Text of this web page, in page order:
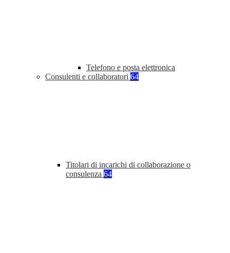
Telefono e posta elettronica
Consulenti e collaboratori 64
Titolari di incarichi di collaborazione o
consulenza 64